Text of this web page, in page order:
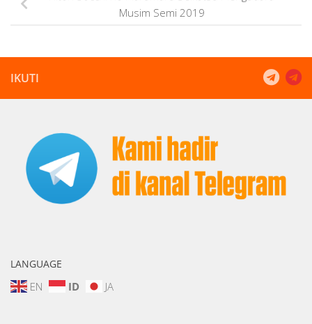
Musim Semi 2019
IKUTI
LANGUAGE
EN ID JA